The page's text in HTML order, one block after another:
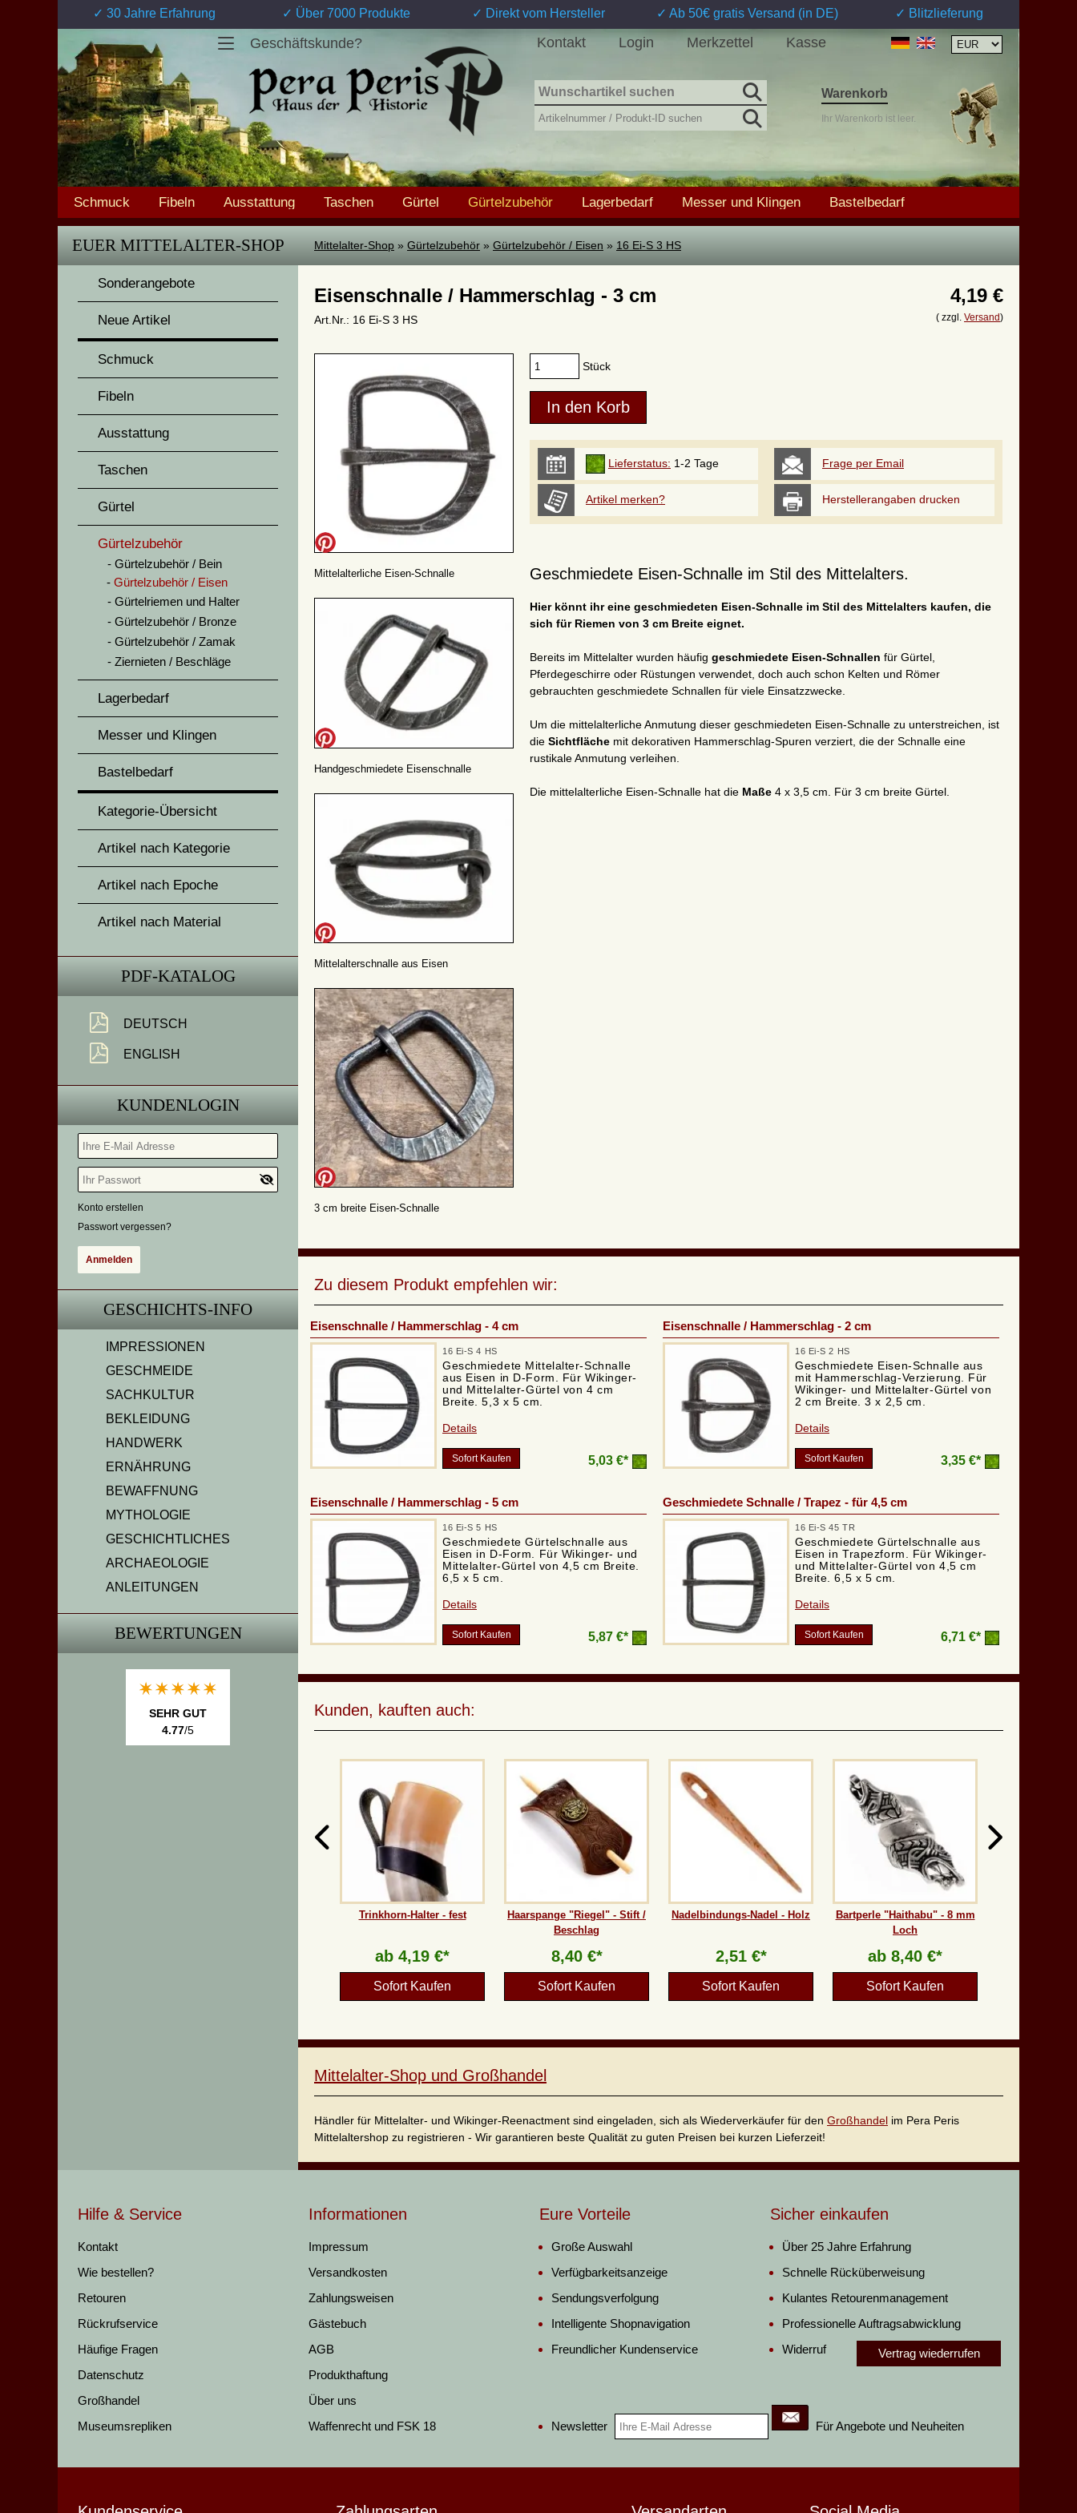
✓ 30 Jahre Erfahrung ✓ Über 7000 Produkte ✓ Direkt vom Hersteller ✓ Ab 50€ gratis Versand (in DE) ✓ Blitzlieferung
Geschäftskunde? Kontakt Login Merkzettel Kasse
Schmuck Fibeln Ausstattung Taschen Gürtel Gürtelzubehör Lagerbedarf Messer und Klingen Bastelbedarf
Warenkorb
Ihr Warenkorb ist leer.
EUER MITTELALTER-SHOP
Sonderangebote
Neue Artikel
Schmuck
Fibeln
Ausstattung
Taschen
Gürtel
Gürtelzubehör
Gürtelzubehör / Bein
Gürtelzubehör / Eisen
Gürtelriemen und Halter
Gürtelzubehör / Bronze
Gürtelzubehör / Zamak
Ziernieten / Beschläge
Lagerbedarf
Messer und Klingen
Bastelbedarf
Kategorie-Übersicht
Artikel nach Kategorie
Artikel nach Epoche
Artikel nach Material
PDF-KATALOG
DEUTSCH
ENGLISH
KUNDENLOGIN
Konto erstellen
Passwort vergessen?
GESCHICHTS-INFO
IMPRESSIONEN
GESCHMEIDE
SACHKULTUR
BEKLEIDUNG
HANDWERK
ERNÄHRUNG
BEWAFFNUNG
MYTHOLOGIE
GESCHICHTLICHES
ARCHAEOLOGIE
ANLEITUNGEN
BEWERTUNGEN
SEHR GUT
4.77/5
Mittelalter-Shop » Gürtelzubehör » Gürtelzubehör / Eisen » 16 Ei-S 3 HS
Eisenschnalle / Hammerschlag - 3 cm
Art.Nr.: 16 Ei-S 3 HS
4,19 €
( zzgl. Versand)
Mittelalterliche Eisen-Schnalle
Handgeschmiedete Eisenschnalle
Mittelalterschnalle aus Eisen
3 cm breite Eisen-Schnalle
Stück
Lieferstatus: 1-2 Tage Frage per Email
Artikel merken? Herstellerangaben drucken
Geschmiedete Eisen-Schnalle im Stil des Mittelalters.
Hier könnt ihr eine geschmiedeten Eisen-Schnalle im Stil des Mittelalters kaufen, die
sich für Riemen von 3 cm Breite eignet.
Bereits im Mittelalter wurden häufig geschmiedete Eisen-Schnallen für Gürtel,
Pferdegeschirre oder Rüstungen verwendet, doch auch schon Kelten und Römer
gebrauchten geschmiedete Schnallen für viele Einsatzzwecke.
Um die mittelalterliche Anmutung dieser geschmiedeten Eisen-Schnalle zu unterstreichen, ist
die Sichtfläche mit dekorativen Hammerschlag-Spuren verziert, die der Schnalle eine
rustikale Anmutung verleihen.
Die mittelalterliche Eisen-Schnalle hat die Maße 4 x 3,5 cm. Für 3 cm breite Gürtel.
Zu diesem Produkt empfehlen wir:
Eisenschnalle / Hammerschlag - 4 cm
16 Ei-S 4 HS
Geschmiedete Mittelalter-Schnalle
aus Eisen in D-Form. Für Wikinger-
und Mittelalter-Gürtel von 4 cm
Breite. 5,3 x 5 cm.
Details
Sofort Kaufen 5,03 €*
Eisenschnalle / Hammerschlag - 2 cm
16 Ei-S 2 HS
Geschmiedete Eisen-Schnalle aus
mit Hammerschlag-Verzierung. Für
Wikinger- und Mittelalter-Gürtel von
2 cm Breite. 3 x 2,5 cm.
Details
Sofort Kaufen 3,35 €*
Eisenschnalle / Hammerschlag - 5 cm
16 Ei-S 5 HS
Geschmiedete Gürtelschnalle aus
Eisen in D-Form. Für Wikinger- und
Mittelalter-Gürtel von 4,5 cm Breite.
6,5 x 5 cm.
Details
Sofort Kaufen 5,87 €*
Geschmiedete Schnalle / Trapez - für 4,5 cm
16 Ei-S 45 TR
Geschmiedete Gürtelschnalle aus
Eisen in Trapezform. Für Wikinger-
und Mittelalter-Gürtel von 4,5 cm
Breite. 6,5 x 5 cm.
Details
Sofort Kaufen 6,71 €*
Kunden, kauften auch:
Trinkhorn-Halter - fest
ab 4,19 €*
Sofort Kaufen
Haarspange "Riegel" - Stift /
Beschlag
8,40 €*
Sofort Kaufen
Nadelbindungs-Nadel - Holz
2,51 €*
Sofort Kaufen
Bartperle "Haithabu" - 8 mm
Loch
ab 8,40 €*
Sofort Kaufen
Mittelalter-Shop und Großhandel
Händler für Mittelalter- und Wikinger-Reenactment sind eingeladen, sich als Wiederverkäufer für den Großhandel im Pera Peris
Mittelaltershop zu registrieren - Wir garantieren beste Qualität zu guten Preisen bei kurzen Lieferzeit!
Hilfe & Service
Kontakt
Wie bestellen?
Retouren
Rückrufservice
Häufige Fragen
Datenschutz
Großhandel
Museumsrepliken
Informationen
Impressum
Versandkosten
Zahlungsweisen
Gästebuch
AGB
Produkthaftung
Über uns
Waffenrecht und FSK 18
Eure Vorteile
Große Auswahl
Verfügbarkeitsanzeige
Sendungsverfolgung
Intelligente Shopnavigation
Freundlicher Kundenservice
Newsletter Für Angebote und Neuheiten
Sicher einkaufen
Über 25 Jahre Erfahrung
Schnelle Rücküberweisung
Kulantes Retourenmanagement
Professionelle Auftragsabwicklung
Widerruf
Vertrag wiederrufen